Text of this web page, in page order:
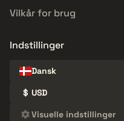
Vilkår for brug
Indstillinger
Dansk
$ USD
Visuelle indstillinger